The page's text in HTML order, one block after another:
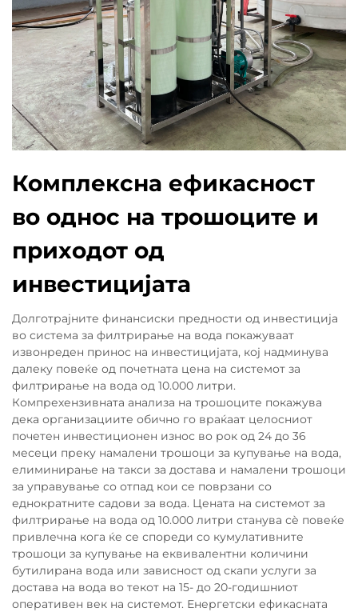
Комплексна ефикасност
во однос на трошоците и
приходот од
инвестицијата
Долготрајните финансиски предности од инвестиција
во система за филтрирање на вода покажуваат
извонреден принос на инвестицијата, кој надминува
далеку повеќе од почетната цена на системот за
филтрирање на вода од 10.000 литри.
Компрехензивната анализа на трошоците покажува
дека организациите обично го враќаат целосниот
почетен инвестиционен износ во рок од 24 до 36
месеци преку намалени трошоци за купување на вода,
елиминирање на такси за достава и намалени трошоци
за управување со отпад кои се поврзани со
еднократните садови за вода. Цената на системот за
филтрирање на вода од 10.000 литри станува сѐ повеќе
привлечна кога ќе се спореди со кумулативните
трошоци за купување на еквивалентни количини
бутилирана вода или зависност од скапи услуги за
достава на вода во текот на 15- до 20-годишниот
оперативен век на системот. Енергетски ефикасната